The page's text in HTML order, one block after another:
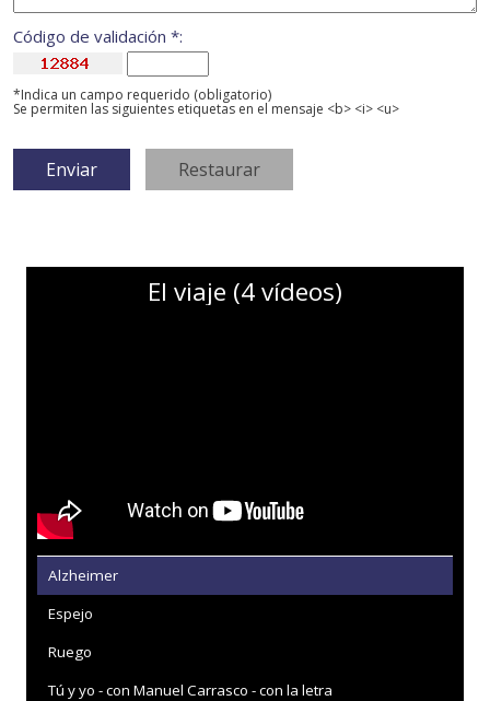
Código de validación *:
*Indica un campo requerido (obligatorio)
Se permiten las siguientes etiquetas en el mensaje <b> <i> <u>
El viaje (4 vídeos)
Alzheimer
Espejo
Ruego
Tú y yo - con Manuel Carrasco - con la letra